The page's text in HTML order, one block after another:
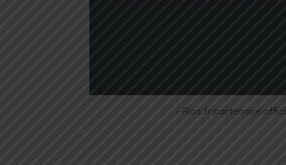
i-Run.fr partenaire